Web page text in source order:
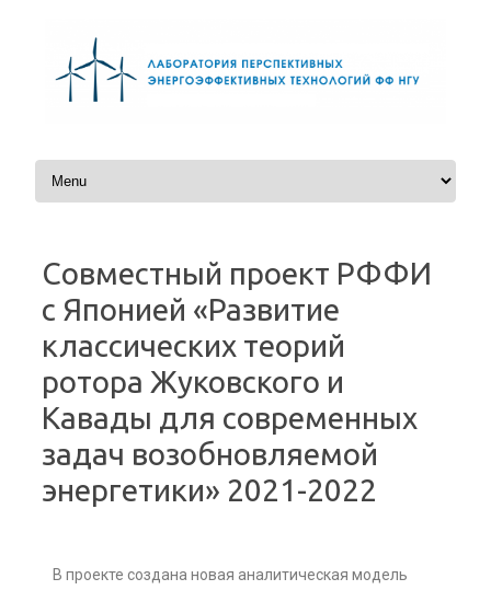
Перейти к содержимому
Совместный проект РФФИ
с Японией «Развитие
классических теорий
ротора Жуковского и
Кавады для современных
задач возобновляемой
энергетики» 2021-2022
В проекте создана новая аналитическая модель